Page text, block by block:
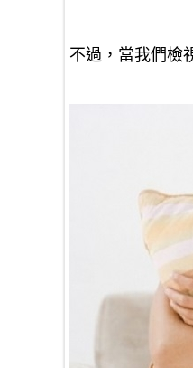
不過，當我們檢